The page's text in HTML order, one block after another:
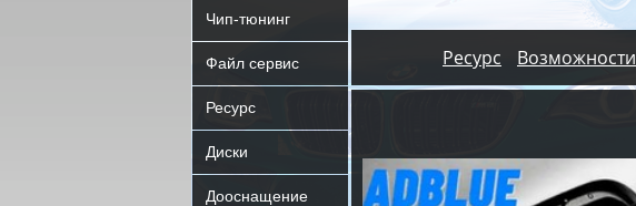
Чип-тюнинг
Файл сервис
Ресурс
Диски
Дооснащение
Ресурс Возможности